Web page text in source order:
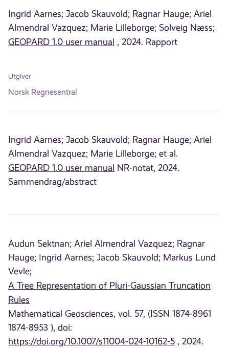
Ingrid Aarnes; Jacob Skauvold; Ragnar Hauge; Ariel
Almendral Vazquez; Marie Lilleborge; Solveig Næss;
GEOPARD 1.0 user manual , 2024. Rapport
Utgiver
Norsk Regnesentral
Ingrid Aarnes; Jacob Skauvold; Ragnar Hauge; Ariel
Almendral Vazquez; Marie Lilleborge; et al.
GEOPARD 1.0 user manual NR-notat, 2024.
Sammendrag/abstract
Audun Sektnan; Ariel Almendral Vazquez; Ragnar
Hauge; Ingrid Aarnes; Jacob Skauvold; Markus Lund
Vevle;
A Tree Representation of Pluri-Gaussian Truncation
Rules
Mathematical Geosciences, vol. 57, (ISSN 1874-8961
1874-8953 ), doi:
https://doi.org/10.1007/s11004-024-10162-5 , 2024.